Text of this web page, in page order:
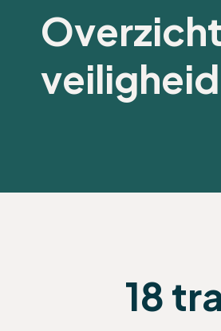
veiligheid
18